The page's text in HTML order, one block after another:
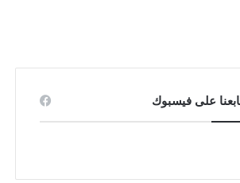
على فيسبوك